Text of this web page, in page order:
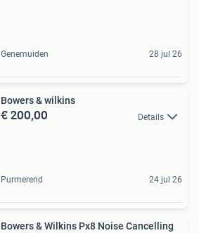
Genemuiden 28 jul 26
Bowers & wilkins
€ 200,00 Details
Purmerend 24 jul 26
Bowers & Wilkins Px8 Noise Cancelling